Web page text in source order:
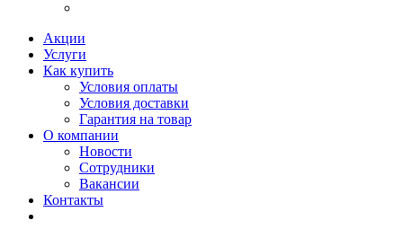
Акции
Услуги
Как купить
Условия оплаты
Условия доставки
Гарантия на товар
О компании
Новости
Сотрудники
Вакансии
Контакты